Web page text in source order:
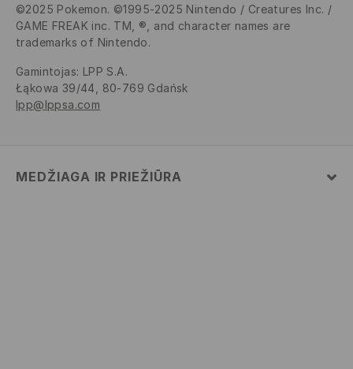
©2025 Pokemon. ©1995-2025 Nintendo / Creatures Inc. /
GAME FREAK inc. TM, ®, and character names are
trademarks of Nintendo.
Gamintojas: LPP S.A.
Łąkowa 39/44, 80-769 Gdańsk
lpp@lppsa.com
MEDŽIAGA IR PRIEŽIŪRA